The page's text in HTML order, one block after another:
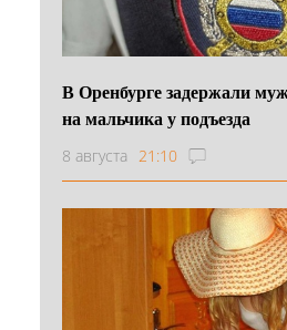
В Оренбурге задержали
на мальчика у подъезда
8 августа 21:10